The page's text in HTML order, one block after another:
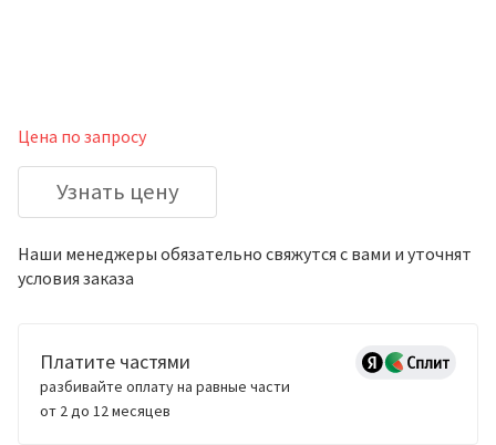
Цена по запросу
Узнать цену
Наши менеджеры обязательно свяжутся с вами и уточнят
условия заказа
Платите частями
разбивайте оплату на равные части
от 2 до 12 месяцев